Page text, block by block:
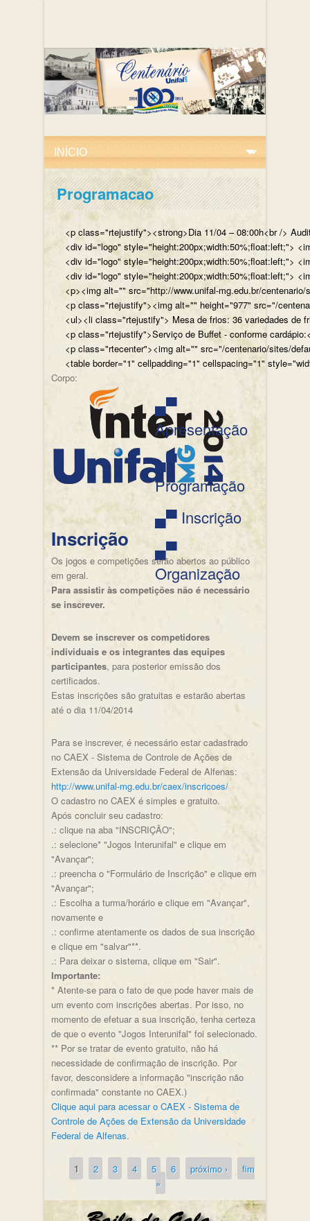
Programacao
<p class="rtejustify"><strong>Dia 11/04 – 08:00h<br />
<div id="logo" style="height:200px;width:50%;float:left;">
<div id="logo" style="height:200px;width:50%;float:left;">
<div id="logo" style="height:200px;width:50%;float:left;">
<p><img alt="" src="http://www.unifal-mg.edu.br/
<p class="rtejustify"><img alt="" height="977" src="/
<ul><li class="rtejustify"> Mesa de frios: 36 variedades de
<p class="rtejustify">Serviço de Buffet - conforme
<p class="rtecenter"><img alt="" src="/centenario/sites/
<table border="1" cellpadding="1" cellspacing="1"
Corpo:
▄▀
Apresentação
▄▀
Programação
▄▀ Inscrição
▄▀
Organização
Inscrição
Os jogos e competições serão abertos ao público
em geral.
Para assistir às competições não é necessário
se inscrever.
Devem se inscrever os competidores
individuais e os integrantes das equipes
participantes, para posterior emissão dos
certificados.
Estas inscrições são gratuitas e estarão abertas
até o dia 11/04/2014
Para se inscrever, é necessário estar cadastrado
no CAEX - Sistema de Controle de Ações de
Extensão da Universidade Federal de Alfenas:
http://www.unifal-mg.edu.br/caex/inscricoes/
O cadastro no CAEX é simples e gratuito.
Após concluir seu cadastro:
.: clique na aba "INSCRIÇÃO";
.: selecione* "Jogos Interunifal" e clique em
"Avançar";
.: preencha o "Formulário de Inscrição" e clique em
"Avançar";
.: Escolha a turma/horário e clique em "Avançar",
novamente e
.: confirme atentamente os dados de sua inscrição
e clique em "salvar"**.
.: Para deixar o sistema, clique em "Sair".
Importante:
* Atente-se para o fato de que pode haver mais de
um evento com inscrições abertas. Por isso, no
momento de efetuar a sua inscrição, tenha certeza
de que o evento "Jogos Interunifal" foi selecionado.
** Por se tratar de evento gratuito, não há
necessidade de confirmação de inscrição. Por
favor, desconsidere a informação "inscrição não
confirmada" constante no CAEX.)
Clique aqui para acessar o CAEX - Sistema de
Controle de Ações de Extensão da Universidade
Federal de Alfenas.
Páginas
1 2 3 4 5 6 próximo ›
fim
»